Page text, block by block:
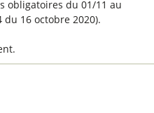
obligatoires du 01/11 au
du 16 octobre 2020)